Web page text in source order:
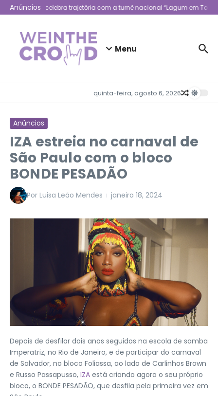
Ir para o conteúdo
Anúncios
Lagum celebra trajetória com a turnê nacional “Lagum em Todo
Menu
quinta-feira, agosto 6, 2026
Anúncios
IZA estreia no carnaval de
São Paulo com o bloco
BONDE PESADÃO
Por Luisa Leão Mendes janeiro 18, 2024
Depois de desfilar dois anos seguidos na escola de samba
Imperatriz, no Rio de Janeiro, e de participar do carnaval
de Salvador, no bloco Foliassa, ao lado de Carlinhos Brown
e Russo Passapusso, IZA está criando agora o seu próprio
bloco, o BONDE PESADÃO, que desfila pela primeira vez em